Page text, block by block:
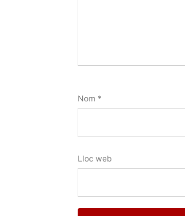
Nom *
Lloc web